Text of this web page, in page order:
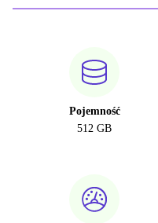
Pojemność
512 GB